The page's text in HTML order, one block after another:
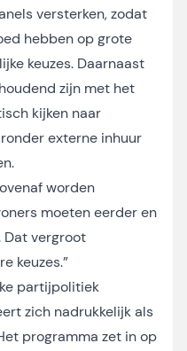
versterken, zodat
hebben op grote
keuzes. Daarnaast
zijn met het
kijken naar
externe inhuur
worden
moeten eerder en
Dat vergroot
keuzes.”
partijpolitiek
zich nadrukkelijk als
programma zet in op